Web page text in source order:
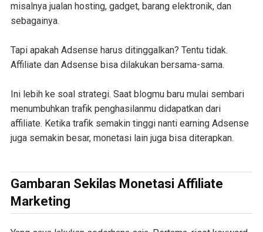
misalnya jualan hosting, gadget, barang elektronik, dan
sebagainya.
Tapi apakah Adsense harus ditinggalkan? Tentu tidak.
Affiliate dan Adsense bisa dilakukan bersama-sama.
Ini lebih ke soal strategi. Saat blogmu baru mulai sembari
menumbuhkan trafik penghasilanmu didapatkan dari
affiliate. Ketika trafik semakin tinggi nanti earning Adsense
juga semakin besar, monetasi lain juga bisa diterapkan.
Gambaran Sekilas Monetasi Affiliate
Marketing